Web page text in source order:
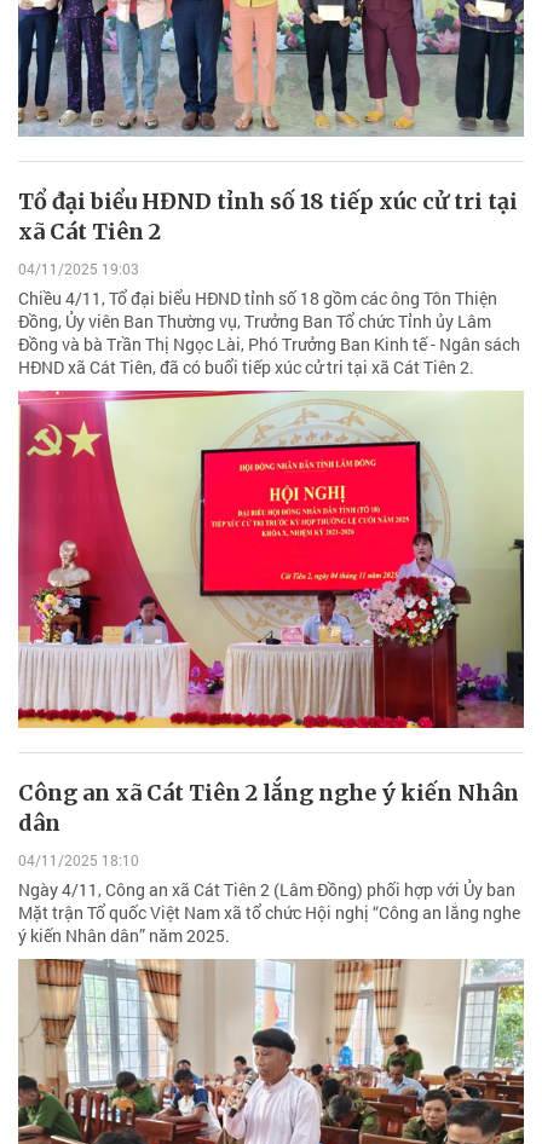
Tổ đại biểu HĐND tỉnh số 18 tiếp xúc cử tri tại
xã Cát Tiên 2
04/11/2025 19:03
Chiều 4/11, Tổ đại biểu HĐND tỉnh số 18 gồm các ông Tôn Thiện
Đồng, Ủy viên Ban Thường vụ, Trưởng Ban Tổ chức Tỉnh ủy Lâm
Đồng và bà Trần Thị Ngọc Lài, Phó Trưởng Ban Kinh tế - Ngân sách
HĐND xã Cát Tiên, đã có buổi tiếp xúc cử tri tại xã Cát Tiên 2.
Công an xã Cát Tiên 2 lắng nghe ý kiến Nhân
dân
04/11/2025 18:10
Ngày 4/11, Công an xã Cát Tiên 2 (Lâm Đồng) phối hợp với Ủy ban
Mặt trận Tổ quốc Việt Nam xã tổ chức Hội nghị “Công an lắng nghe
ý kiến Nhân dân” năm 2025.